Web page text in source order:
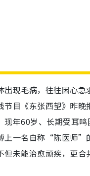
出现毛病，往往因心急
节目《东张西望》昨晚
现年60岁、长期受耳鸣
上一名自称“陈医师”
但未能治愈顽疾，更合